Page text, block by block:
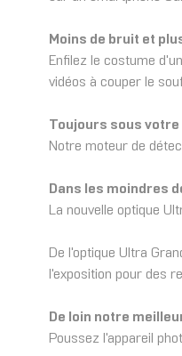
Moins de bruit et
Enfilez le costume
vidéos à couper le
Toujours sous
Notre moteur de
Dans les moindres
La nouvelle optique
De l'optique Ultra
l'exposition pour des
De loin notre
Poussez l'appareil